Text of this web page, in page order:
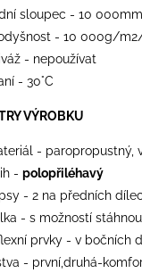
sloupec - 10
- 10 000g/
- nepoužívat
- 30°C
VÝROBKU
- paropropustný,
- polopřiléhavý
- 2 na předních
- s možností
prvky - v bočních
- první,druhá-